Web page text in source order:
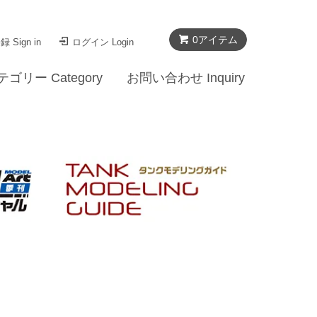
0アイテム
Sign in ログイン Login
ゴリー Category お問い合わせ Inquiry